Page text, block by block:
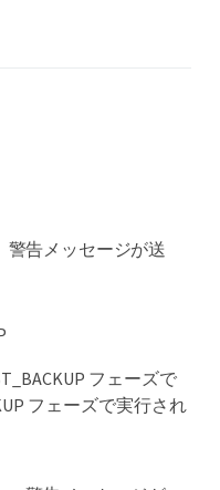
警告メッセージが送
フェーズで
フェーズで実行され